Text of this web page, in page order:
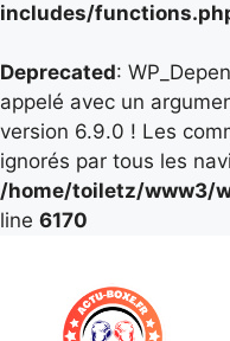
includes/
Deprecated:
appelé avec un
version 6.9.0 ! Les
ignorés par tous les
/home/toiletz/www3/
line 6170
contenu